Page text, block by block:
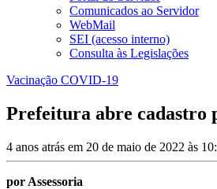
Comunicados ao Servidor
WebMail
SEI (acesso interno)
Consulta às Legislações
Vacinação COVID-19
Prefeitura abre cadastro
4 anos atrás em 20 de maio de 2022 às
por Assessoria